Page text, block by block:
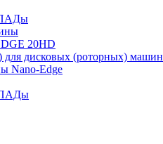
ПАДы
20HD
дисковых (роторных) машин
Nano-Edge
ПАДы